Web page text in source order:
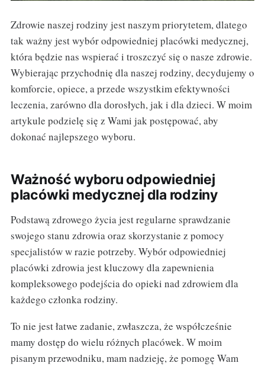
Zdrowie naszej rodziny jest naszym priorytetem, dlatego
tak ważny jest wybór odpowiedniej placówki medycznej,
która będzie nas wspierać i troszczyć się o nasze zdrowie.
Wybierając przychodnię dla naszej rodziny, decydujemy o
komforcie, opiece, a przede wszystkim efektywności
leczenia, zarówno dla dorosłych, jak i dla dzieci. W moim
artykule podzielę się z Wami jak postępować, aby
dokonać najlepszego wyboru.
Ważność wyboru odpowiedniej
placówki medycznej dla rodziny
Podstawą zdrowego życia jest regularne sprawdzanie
swojego stanu zdrowia oraz skorzystanie z pomocy
specjalistów w razie potrzeby. Wybór odpowiedniej
placówki zdrowia jest kluczowy dla zapewnienia
kompleksowego podejścia do opieki nad zdrowiem dla
każdego członka rodziny.
To nie jest łatwe zadanie, zwłaszcza, że współcześnie
mamy dostęp do wielu różnych placówek. W moim
pisanym przewodniku, mam nadzieję, że pomogę Wam